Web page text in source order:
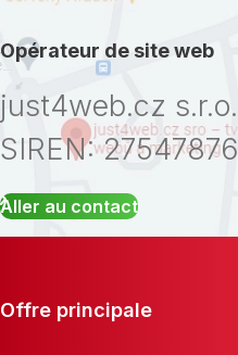
Opérateur de site web
just4web.cz s.r.o.
SIREN: 27547876
Aller au contact
Offre principale